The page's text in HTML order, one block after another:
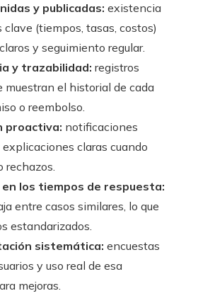
y publicadas: existencia
clave (tiempos, tasas, costos)
y seguimiento regular.
y trazabilidad: registros
muestran el historial de cada
o reembolso.
proactiva: notificaciones
claras cuando
rechazos.
los tiempos de respuesta:
entre casos similares, lo que
estandarizados.
sistemática: encuestas
y uso real de esa
mejoras.